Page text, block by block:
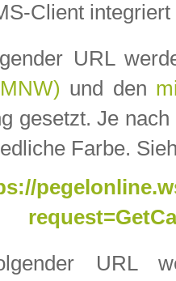
Client integriert
URL
und den
gesetzt. Je
Farbe.
URL